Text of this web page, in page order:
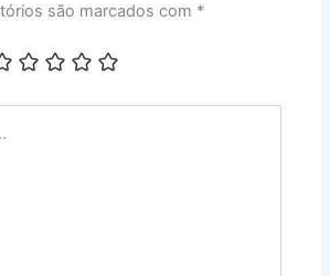
são marcados com *